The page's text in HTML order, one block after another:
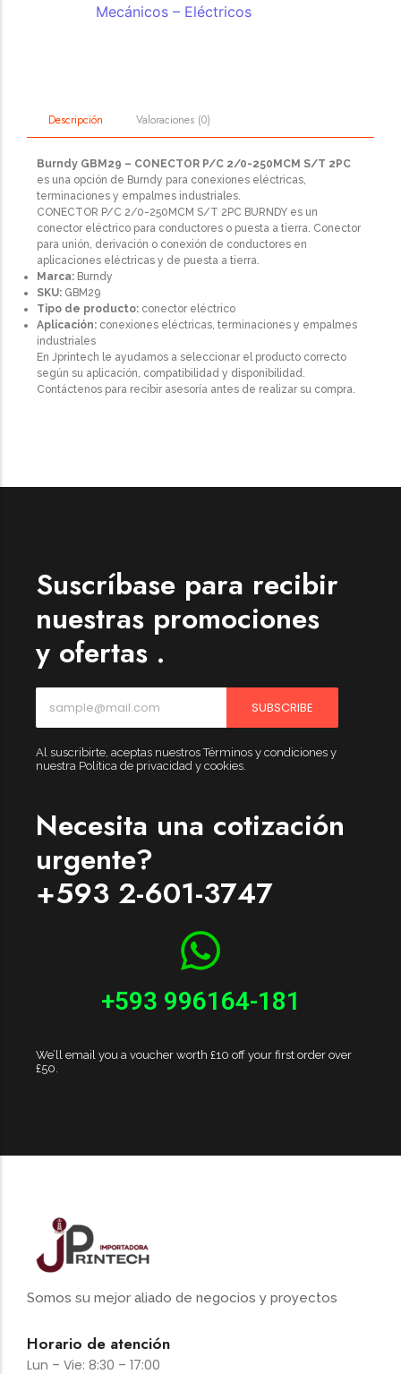
Mecánicos – Eléctricos
Descripción Valoraciones (0)
Burndy GBM29 – CONECTOR P/C 2/0-250MCM S/T 2PC
es una opción de Burndy para conexiones eléctricas,
terminaciones y empalmes industriales.
CONECTOR P/C 2/0-250MCM S/T 2PC BURNDY es un
conector eléctrico para conductores o puesta a tierra. Conector
para unión, derivación o conexión de conductores en
aplicaciones eléctricas y de puesta a tierra.
Marca: Burndy
SKU: GBM29
Tipo de producto: conector eléctrico
Aplicación: conexiones eléctricas, terminaciones y empalmes
industriales
En Jprintech le ayudamos a seleccionar el producto correcto
según su aplicación, compatibilidad y disponibilidad.
Contáctenos para recibir asesoría antes de realizar su compra.
Suscríbase para recibir
nuestras promociones
y ofertas .
SUBSCRIBE
Al suscribirte, aceptas nuestros Términos y condiciones y
nuestra Política de privacidad y cookies.
Necesita una cotización
urgente?
+593 2-601-3747
+593 996164-181
We’ll email you a voucher worth £10 off your first order over
£50.
Somos su mejor aliado de negocios y proyectos
Horario de atención
Lun – Vie: 8:30 – 17:00